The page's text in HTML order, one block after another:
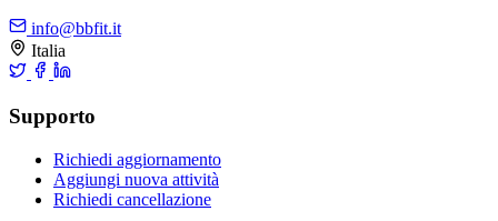
info@bbfit.it
Italia
Supporto
Richiedi aggiornamento
Aggiungi nuova attività
Richiedi cancellazione